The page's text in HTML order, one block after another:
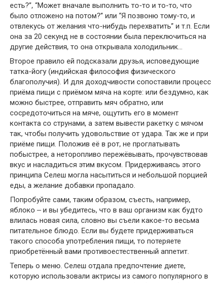
есть?”, “Может вначале выполнить то-то и то-то, что
было отложено на потом?” или “Я позвоню тому-то, и
отвлекусь от желания что-нибудь перехватить” и т.п. Если
она за 20 секунд не в состоянии была переключиться на
другие действия, то она открывала холодильник…
Второе правило ей подсказали друзья, исповедующие
татка-йогу (индийская философия физического
благополучия). И для доходчивости сопоставили процесс
приёма пищи с приёмом мяча на корте: или бездумно, как
можно быстрее, отправить мяч обратно, или
сосредоточиться на мяче, ощутить его в момент
контакта со струнами, а затем вывести ракетку с мячом
так, чтобы получить удовольствие от удара. Так же и при
приёме пищи. Положив её в рот, не проглатывать
побыстрее, а неторопливо пережёвывать, прочувствовав
вкус и насладиться этим вкусом. Придерживаясь этого
принципа Селеш могла насытиться и небольшой порцией
еды, а желание добавки пропадало.
Попробуйте сами, таким образом, съесть, например,
яблоко ‒ и вы убедитесь, что в ваш организм как будто
влилась новая сила, словно вы съели какое-то весьма
питательное блюдо. Если вы будете придерживаться
такого способа употребления пищи, то потеряете
приобретённый вами противоестественный аппетит.
Теперь о меню. Селеш отдала предпочтение диете,
которую использовали актрисы из самого популярного в